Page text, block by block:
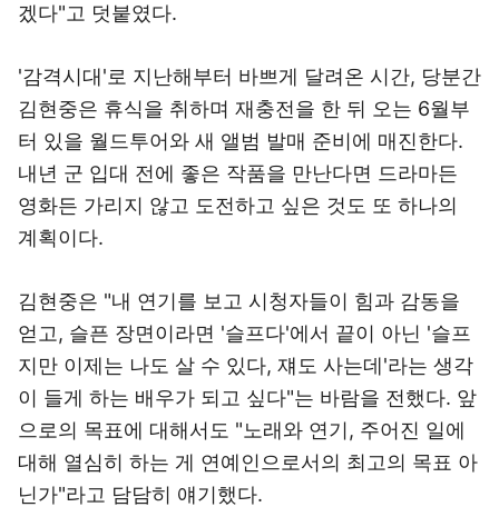
겠다"고 덧붙였다.
'감격시대'로 지난해부터 바쁘게 달려온 시간, 당분간
김현중은 휴식을 취하며 재충전을 한 뒤 오는 6월부
터 있을 월드투어와 새 앨범 발매 준비에 매진한다.
내년 군 입대 전에 좋은 작품을 만난다면 드라마든
영화든 가리지 않고 도전하고 싶은 것도 또 하나의
계획이다.
김현중은 "내 연기를 보고 시청자들이 힘과 감동을
얻고, 슬픈 장면이라면 '슬프다'에서 끝이 아닌 '슬프
지만 이제는 나도 살 수 있다, 쟤도 사는데'라는 생각
이 들게 하는 배우가 되고 싶다"는 바람을 전했다. 앞
으로의 목표에 대해서도 "노래와 연기, 주어진 일에
대해 열심히 하는 게 연예인으로서의 최고의 목표 아
닌가"라고 담담히 얘기했다.